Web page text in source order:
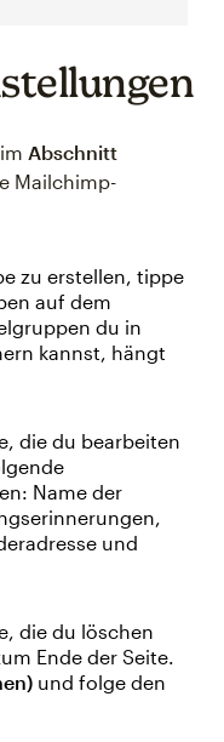
Abschnitt
Mailchimp-
zu erstellen, tippe
auf dem
du in
kannst, hängt
die du bearbeiten
Name der
und
die du löschen
Ende der Seite.
und folge den